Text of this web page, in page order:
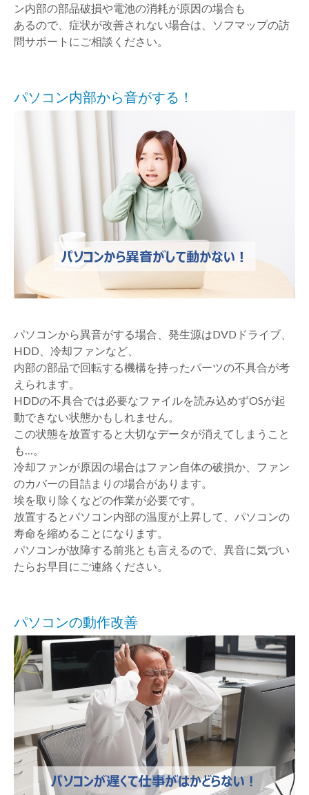
ン内部の部品破損や電池の消耗が原因の場合も
あるので、症状が改善されない場合は、ソフマップの訪
問サポートにご相談ください。
パソコン内部から音がする！
パソコンから異音がする場合、発生源はDVDドライブ、
HDD、冷却ファンなど、
内部の部品で回転する機構を持ったパーツの不具合が考
えられます。
HDDの不具合では必要なファイルを読み込めずOSが起
動できない状態かもしれません。
この状態を放置すると大切なデータが消えてしまうこと
も…。
冷却ファンが原因の場合はファン自体の破損か、ファン
のカバーの目詰まりの場合があります。
埃を取り除くなどの作業が必要です。
放置するとパソコン内部の温度が上昇して、パソコンの
寿命を縮めることになります。
パソコンが故障する前兆とも言えるので、異音に気づい
たらお早目にご連絡ください。
パソコンの動作改善